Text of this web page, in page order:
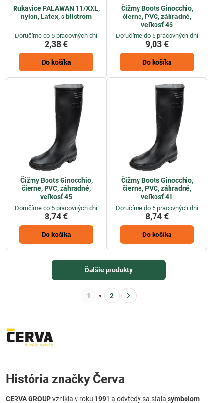
Rukavice PALAWAN 11/XXL,
nylon, Latex, s blistrom
Doručíme do 5 pracovných dní
2,38 €
Do košíka
Čižmy Boots Ginocchio,
čierne, PVC, záhradné,
veľkosť 46
Doručíme do 5 pracovných dní
9,03 €
Do košíka
Čižmy Boots Ginocchio,
čierne, PVC, záhradné,
veľkosť 45
Doručíme do 5 pracovných dní
8,74 €
Do košíka
Čižmy Boots Ginocchio,
čierne, PVC, záhradné,
veľkosť 41
Doručíme do 5 pracovných dní
8,74 €
Do košíka
Ďalšie produkty
1 2
História značky Červa
CERVA GROUPvznikla v roku 1991 a odvtedy sa stala symbolom